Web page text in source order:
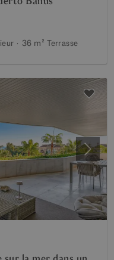
36 m² Terrasse